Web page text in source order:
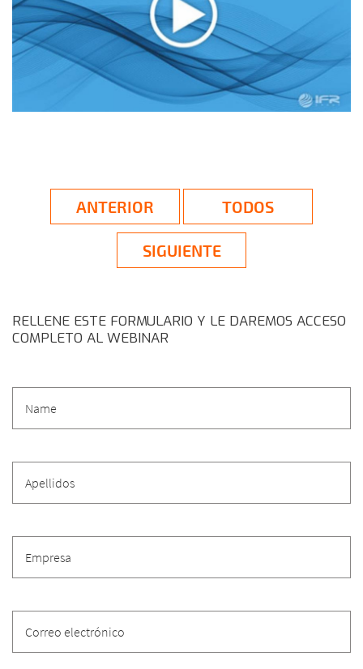
ANTERIOR TODOS
SIGUIENTE
RELLENE ESTE FORMULARIO Y LE DAREMOS ACCESO
COMPLETO AL WEBINAR